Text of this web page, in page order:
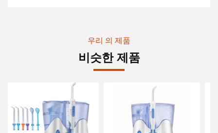
우리 의 제품
비슷한 제품